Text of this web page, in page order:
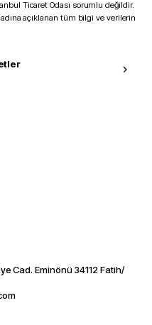
Ticaret Odası sorumlu değildir.
açıklanan tüm bilgi ve verilerin
Cad. Eminönü 34112 Fatih/